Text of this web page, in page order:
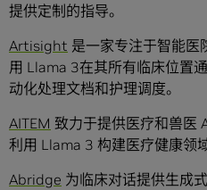
提供定制的指导。
Artisight 是一家专注于智能医
用 Llama 3在其所有临床位置
动化处理文档和护理调度。
AITEM 致力于提供医疗和兽医
利用 Llama 3 构建医疗健康领
Abridge 为临床对话提供生成